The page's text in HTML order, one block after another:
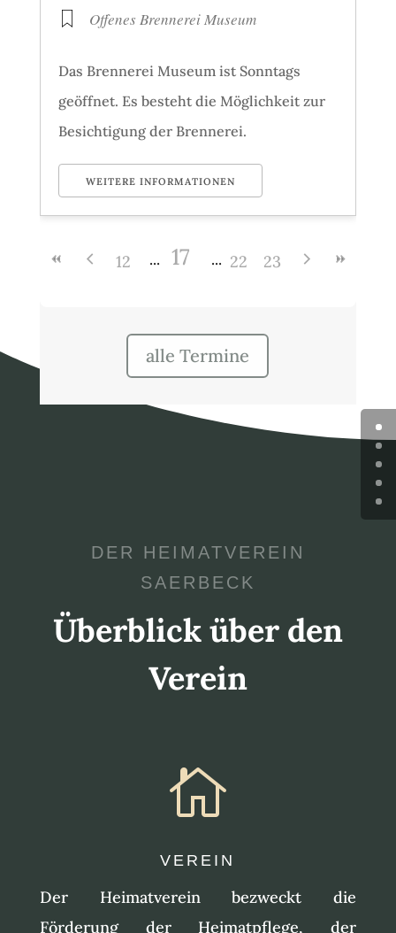
Offenes Brennerei Museum
Das Brennerei Museum ist Sonntags
geöffnet. Es besteht die Möglichkeit zur
Besichtigung der Brennerei.
WEITERE INFORMATIONEN
12 17 22 23
alle Termine
DER HEIMATVEREIN
SAERBECK
Überblick über den
Verein

VEREIN
Der Heimatverein bezweckt die
Förderung der Heimatpflege, der